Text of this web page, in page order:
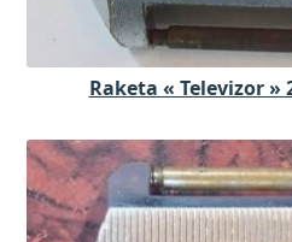
Raketa « Televizor »